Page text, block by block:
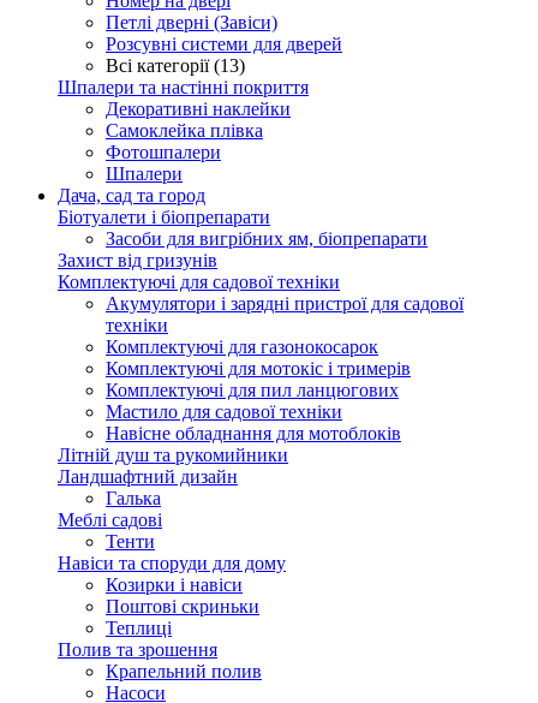
Петлі дверні (Завіси)
Розсувні системи для дверей
Всі категорії (13)
Шпалери та настінні покриття
Декоративні наклейки
Самоклейка плівка
Фотошпалери
Шпалери
Дача, сад та город
Біотуалети і біопрепарати
Засоби для вигрібних ям, біопрепарати
Захист від гризунів
Комплектуючі для садової техніки
Акумулятори і зарядні пристрої для садової
техніки
Комплектуючі для газонокосарок
Комплектуючі для мотокіс і тримерів
Комплектуючі для пил ланцюгових
Мастило для садової техніки
Навісне обладнання для мотоблоків
Літній душ та рукомийники
Ландшафтний дизайн
Галька
Меблі садові
Тенти
Навіси та споруди для дому
Козирки і навіси
Поштові скриньки
Теплиці
Полив та зрошення
Крапельний полив
Насоси